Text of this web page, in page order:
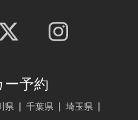
ー予約
県 千葉県 埼玉県